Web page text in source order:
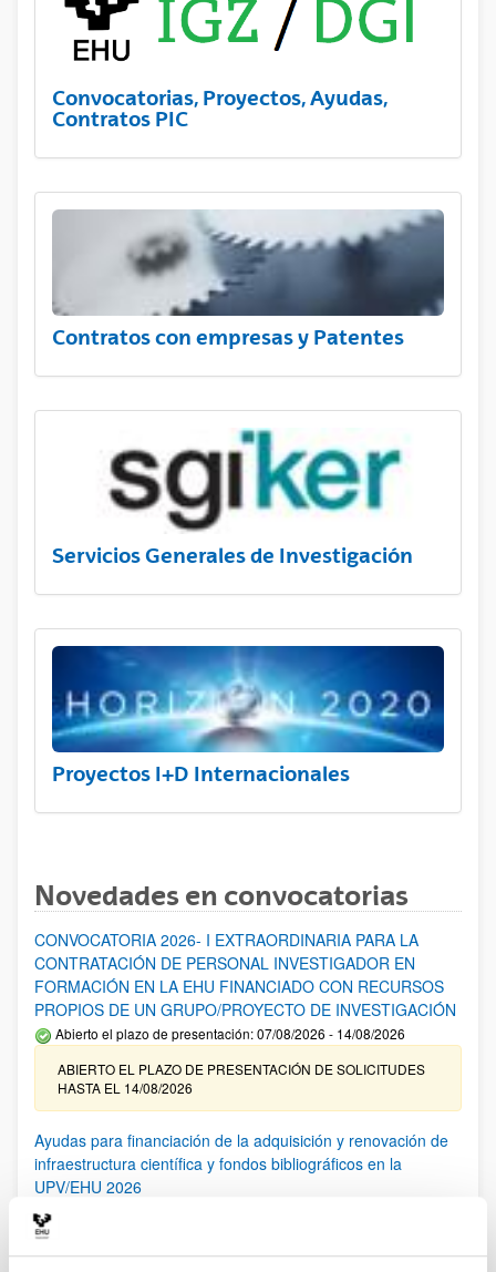
Convocatorias, Proyectos, Ayudas,
Contratos PIC
Contratos con empresas y Patentes
Servicios Generales de Investigación
Proyectos I+D Internacionales
Novedades en convocatorias
CONVOCATORIA 2026- I EXTRAORDINARIA PARA LA
CONTRATACIÓN DE PERSONAL INVESTIGADOR EN
FORMACIÓN EN LA EHU FINANCIADO CON RECURSOS
PROPIOS DE UN GRUPO/PROYECTO DE INVESTIGACIÓN
Abierto el plazo de presentación: 07/08/2026 - 14/08/2026
ABIERTO EL PLAZO DE PRESENTACIÓN DE SOLICITUDES
HASTA EL 14/08/2026
Ayudas para financiación de la adquisición y renovación de
infraestructura científica y fondos bibliográficos en la
UPV/EHU 2026